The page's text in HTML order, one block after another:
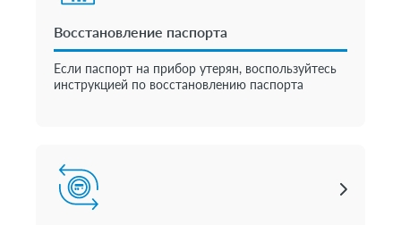
Восстановление паспорта
Если паспорт на прибор утерян, воспользуйтесь
инструкцией по восстановлению паспорта